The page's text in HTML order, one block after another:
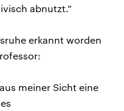
abnutzt.“
erkannt worden
meiner Sicht eine